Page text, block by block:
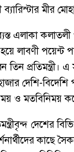
ব্যারিস্টার মীর
এলাকা
লাবণী পয়েন্ট
তিন প্রতিমন্ত্রী।
দেশি-বিদেশি
ও মতবিনিময়
দেশের
কাছে